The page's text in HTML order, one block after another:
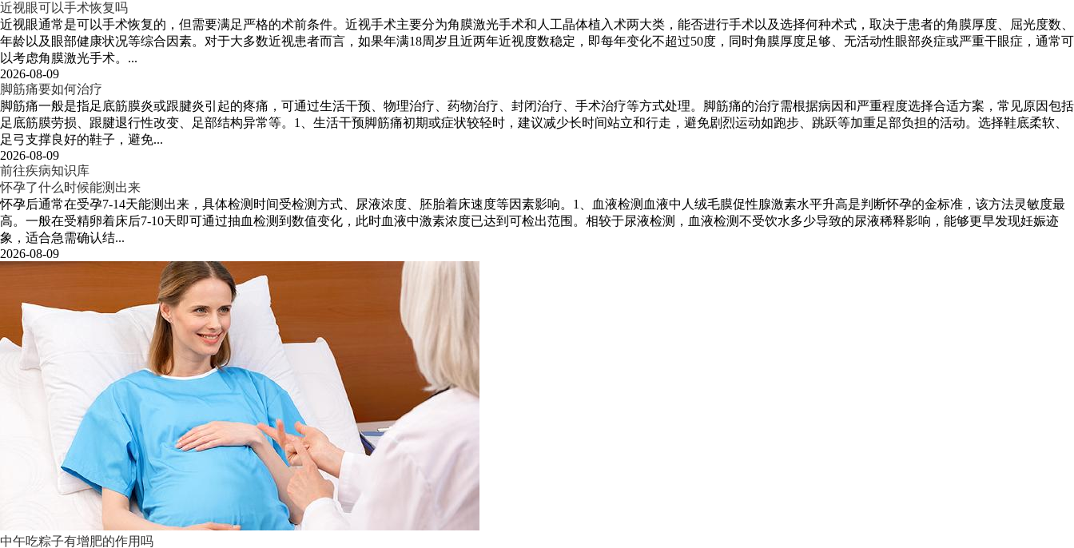
近视眼可以手术恢复吗
近视眼通常是可以手术恢复的，但需要满足严格的术前条件。近视手术主要分为角膜激光手术和人工晶体植入术两大类，能否进行手术以及选择何种术式，取决于患者的角膜厚度、屈光度数、
年龄以及眼部健康状况等综合因素。对于大多数近视患者而言，如果年满18周岁且近两年近视度数稳定，即每年变化不超过50度，同时角膜厚度足够、无活动性眼部炎症或严重干眼症，通常可
以考虑角膜激光手术。...
2026-08-09
脚筋痛要如何治疗
脚筋痛一般是指足底筋膜炎或跟腱炎引起的疼痛，可通过生活干预、物理治疗、药物治疗、封闭治疗、手术治疗等方式处理。脚筋痛的治疗需根据病因和严重程度选择合适方案，常见原因包括
足底筋膜劳损、跟腱退行性改变、足部结构异常等。1、生活干预脚筋痛初期或症状较轻时，建议减少长时间站立和行走，避免剧烈运动如跑步、跳跃等加重足部负担的活动。选择鞋底柔软、
足弓支撑良好的鞋子，避免...
2026-08-09
前往疾病知识库
怀孕了什么时候能测出来
怀孕后通常在受孕7-14天能测出来，具体检测时间受检测方式、尿液浓度、胚胎着床速度等因素影响。1、血液检测血液中人绒毛膜促性腺激素水平升高是判断怀孕的金标准，该方法灵敏度最
高。一般在受精卵着床后7-10天即可通过抽血检测到数值变化，此时血液中激素浓度已达到可检出范围。相较于尿液检测，血液检测不受饮水多少导致的尿液稀释影响，能够更早发现妊娠迹
象，适合急需确认结...
2026-08-09
中午吃粽子有增肥的作用吗